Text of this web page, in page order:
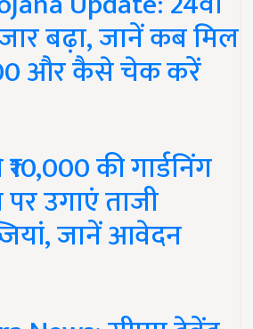
बढ़ा, जानें कब मिल
और कैसे चेक करें
की गार्डनिंग
उगाएं ताजी
जानें आवेदन